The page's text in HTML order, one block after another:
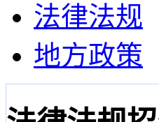
法律法规
地方政策